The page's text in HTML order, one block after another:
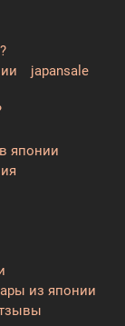
japansale
японии
из японии